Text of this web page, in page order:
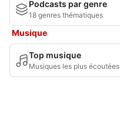
Podcasts par genre
18 genres thématiques
Musique
Top musique
Musiques les plus écoutées